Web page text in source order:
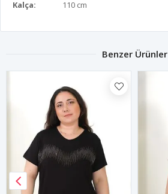
Kalça:
110 cm
Benzer Ürünler